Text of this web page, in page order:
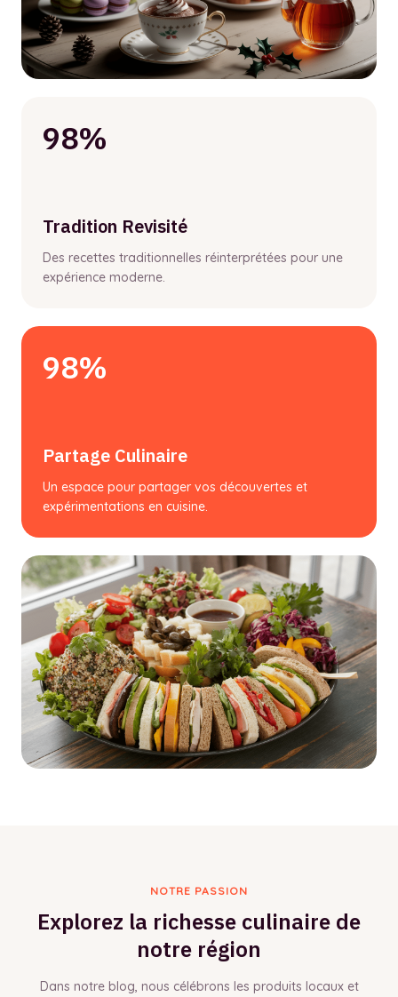
98%
Tradition Revisité
Des recettes traditionnelles réinterprétées pour une
expérience moderne.
98%
Partage Culinaire
Un espace pour partager vos découvertes et
expérimentations en cuisine.
NOTRE PASSION
Explorez la richesse culinaire de
notre région
Dans notre blog, nous célébrons les produits locaux et